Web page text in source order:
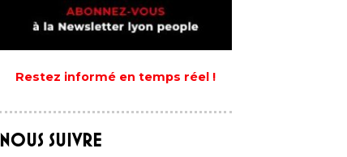
Restez informé en temps réel !
NOUS SUIVRE